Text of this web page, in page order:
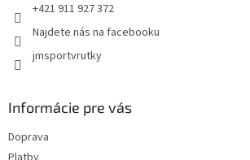
+421 911 927 372
Najdete nás na facebooku
jmsportvrutky
Informácie pre vás
Doprava